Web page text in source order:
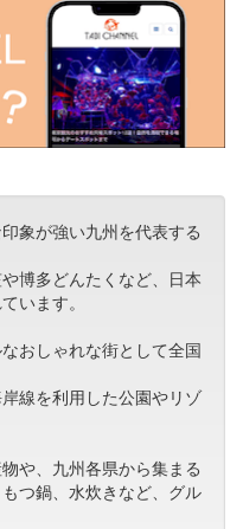
象が強い九州を代表する
博多どんたくなど、日本
います。
おしゃれな街として全国
線を利用した公園やリゾ
や、九州各県から集まる
つ鍋、水炊きなど、グル